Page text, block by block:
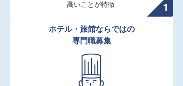
高いことが特徴
ホテル・旅館ならではの
専門職募集